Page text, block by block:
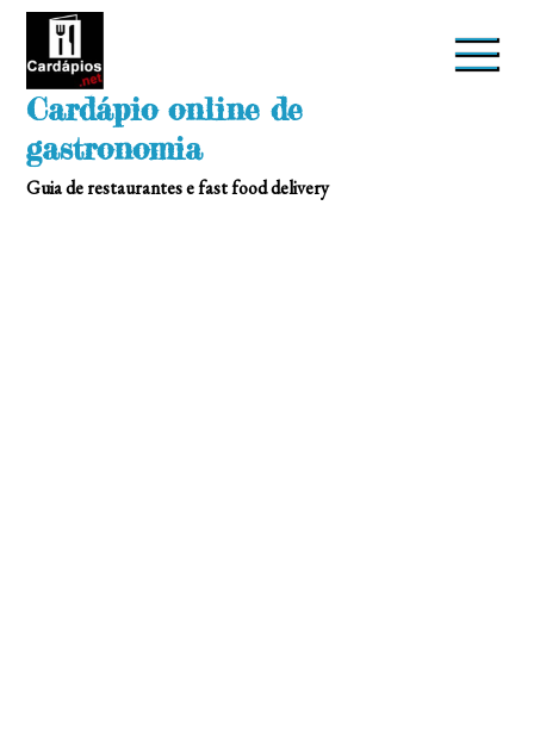
Skip
Cardápio online de
gastronomia
Guia de restaurantes e fast food delivery